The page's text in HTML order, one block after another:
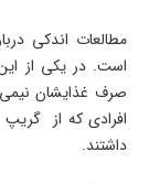
مطالعات اندکی
است. در یکی از این
صرف غذایشان
افرادی که از
داشتند.